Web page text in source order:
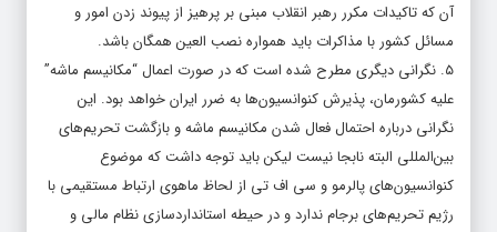
آن که تاکیدات مکرر رهبر انقلاب مبنی بر پرهیز از پیوند زدن امور و
مسائل کشور با مذاکرات باید همواره نصب العین همگان باشد.
۵. نگرانی دیگری مطرح شده است که در صورت اعمال “مکانیسم ماشه”
علیه کشورمان، پذیرش کنوانسیون‌ها به ضرر ایران خواهد بود. این
نگرانی درباره احتمال فعال شدن مکانیسم ماشه و بازگشت تحریم‌های
بین‌المللی البته نابجا نیست لیکن باید توجه داشت که موضوع
کنوانسیون‌های پالرمو و سی اف تی از لحاظ ماهوی ارتباط مستقیمی با
رژیم تحریم‌های برجام ندارد و در حیطه استانداردسازی نظام مالی و